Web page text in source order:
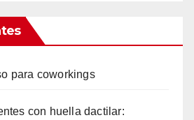
para coworkings
con huella dactilar: